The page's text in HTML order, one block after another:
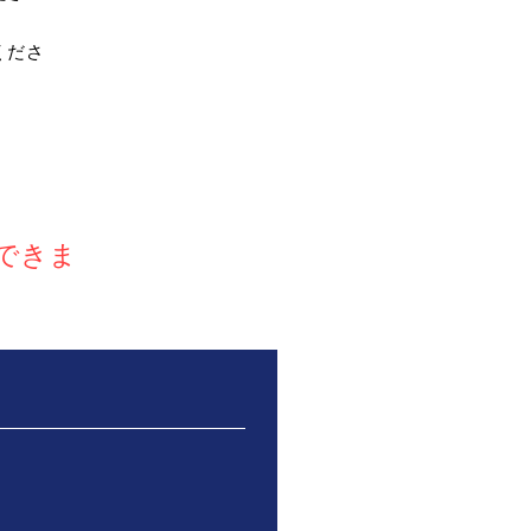
ださ
きま